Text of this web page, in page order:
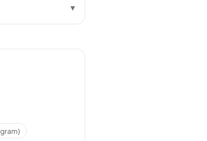
▾